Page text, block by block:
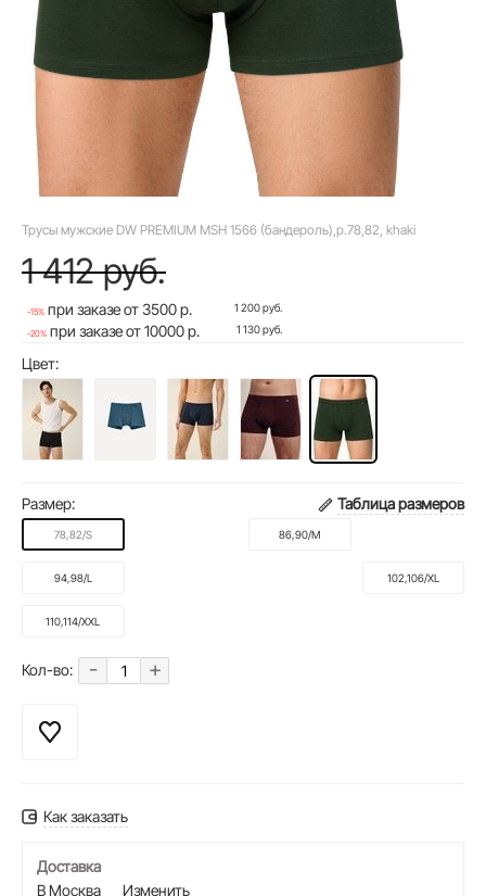
Трусы мужские DW PREMIUM MSH 1566 (бандероль),р.78,82, khaki
1 412 руб.
-15% при заказе от 3500 р. 1 200 руб.
-20% при заказе от 10000 р. 1 130 руб.
Цвет:
Размер: Таблица размеров
78,82/S 86,90/M
94,98/L 102,106/XL
110,114/XXL
Кол-во: - +
Как заказать
Доставка
В Москва
Изменить